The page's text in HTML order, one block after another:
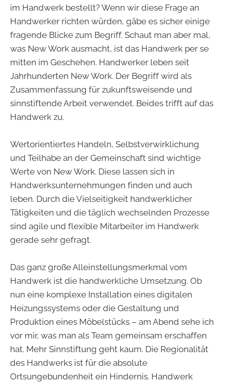
im Handwerk bestellt? Wenn wir diese Frage an
Handwerker richten würden, gäbe es sicher einige
fragende Blicke zum Begriff. Schaut man aber mal,
was New Work ausmacht, ist das Handwerk per se
mitten im Geschehen. Handwerker leben seit
Jahrhunderten New Work. Der Begriff wird als
Zusammenfassung für zukunftsweisende und
sinnstiftende Arbeit verwendet. Beides trifft auf das
Handwerk zu.
Wertorientiertes Handeln, Selbstverwirklichung
und Teilhabe an der Gemeinschaft sind wichtige
Werte von New Work. Diese lassen sich in
Handwerksunternehmungen finden und auch
leben. Durch die Vielseitigkeit handwerklicher
Tätigkeiten und die täglich wechselnden Prozesse
sind agile und flexible Mitarbeiter im Handwerk
gerade sehr gefragt.
Das ganz große Alleinstellungsmerkmal vom
Handwerk ist die handwerkliche Umsetzung. Ob
nun eine komplexe Installation eines digitalen
Heizungssystems oder die Gestaltung und
Produktion eines Möbelstücks – am Abend sehe ich
vor mir, was man als Team gemeinsam erschaffen
hat. Mehr Sinnstiftung geht kaum. Die Regionalität
des Handwerks ist für die absolute
Ortsungebundenheit ein Hindernis. Handwerk